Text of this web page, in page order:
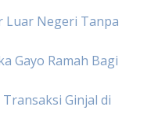
Luar Negeri Tanpa
Gayo Ramah Bagi
Ginjal di